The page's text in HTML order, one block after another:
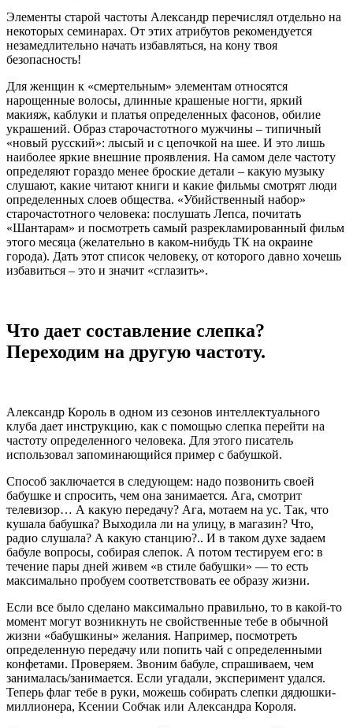
Элементы старой частоты Александр перечислял отдельно на
некоторых семинарах. От этих атрибутов рекомендуется
незамедлительно начать избавляться, на кону твоя
безопасность!
Для женщин к «смертельным» элементам относятся
нарощенные волосы, длинные крашеные ногти, яркий
макияж, каблуки и платья определенных фасонов, обилие
украшений. Образ старочастотного мужчины – типичный
«новый русский»: лысый и с цепочкой на шее. И это лишь
наиболее яркие внешние проявления. На самом деле частоту
определяют гораздо менее броские детали – какую музыку
слушают, какие читают книги и какие фильмы смотрят люди
определенных слоев общества. «Убийственный набор»
старочастотного человека: послушать Лепса, почитать
«Шантарам» и посмотреть самый разрекламированный фильм
этого месяца (желательно в каком-нибудь ТК на окраине
города). Дать этот список человеку, от которого давно хочешь
избавиться – это и значит «сглазить».
Что дает составление слепка?
Переходим на другую частоту.
Александр Король в одном из сезонов интеллектуального
клуба дает инструкцию, как с помощью слепка перейти на
частоту определенного человека. Для этого писатель
использовал запоминающийся пример с бабушкой.
Способ заключается в следующем: надо позвонить своей
бабушке и спросить, чем она занимается. Ага, смотрит
телевизор… А какую передачу? Ага, мотаем на ус. Так, что
кушала бабушка? Выходила ли на улицу, в магазин? Что,
радио слушала? А какую станцию?.. И в таком духе задаем
бабуле вопросы, собирая слепок. А потом тестируем его: в
течение пары дней живем «в стиле бабушки» — то есть
максимально пробуем соответствовать ее образу жизни.
Если все было сделано максимально правильно, то в какой-то
момент могут возникнуть не свойственные тебе в обычной
жизни «бабушкины» желания. Например, посмотреть
определенную передачу или попить чай с определенными
конфетами. Проверяем. Звоним бабуле, спрашиваем, чем
занималась/занимается. Если угадали, эксперимент удался.
Теперь флаг тебе в руки, можешь собирать слепки дядюшки-
миллионера, Ксении Собчак или Александра Короля.